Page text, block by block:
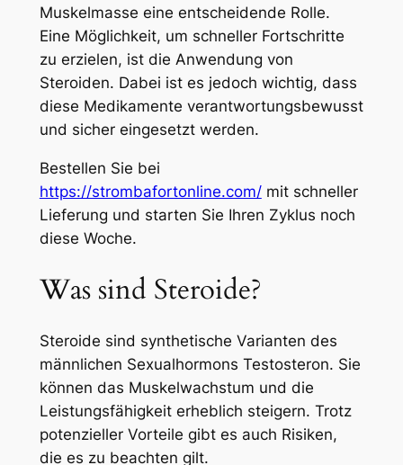
Muskelmasse eine entscheidende Rolle.
Eine Möglichkeit, um schneller Fortschritte
zu erzielen, ist die Anwendung von
Steroiden. Dabei ist es jedoch wichtig, dass
diese Medikamente verantwortungsbewusst
und sicher eingesetzt werden.
Bestellen Sie bei
https://strombafortonline.com/mit schneller
Lieferung und starten Sie Ihren Zyklus noch
diese Woche.
Was sind Steroide?
Steroide sind synthetische Varianten des
männlichen Sexualhormons Testosteron. Sie
können das Muskelwachstum und die
Leistungsfähigkeit erheblich steigern. Trotz
potenzieller Vorteile gibt es auch Risiken,
die es zu beachten gilt.